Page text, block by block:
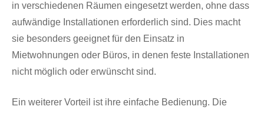
in verschiedenen Räumen eingesetzt werden, ohne dass
aufwändige Installationen erforderlich sind. Dies macht
sie besonders geeignet für den Einsatz in
Mietwohnungen oder Büros, in denen feste Installationen
nicht möglich oder erwünscht sind.
Ein weiterer Vorteil ist ihre einfache Bedienung. Die